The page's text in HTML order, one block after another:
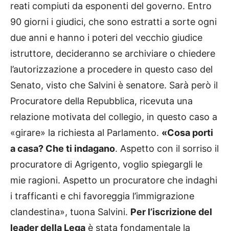
reati compiuti da esponenti del governo. Entro
90 giorni i giudici, che sono estratti a sorte ogni
due anni e hanno i poteri del vecchio giudice
istruttore, decideranno se archiviare o chiedere
l’autorizzazione a procedere in questo caso del
Senato, visto che Salvini è senatore. Sarà però il
Procuratore della Repubblica, ricevuta una
relazione motivata del collegio, in questo caso a
«girare» la richiesta al Parlamento. «Cosa porti
a casa? Che ti indagano. Aspetto con il sorriso il
procuratore di Agrigento, voglio spiegargli le
mie ragioni. Aspetto un procuratore che indaghi
i trafficanti e chi favoreggia l’immigrazione
clandestina», tuona Salvini. Per l’iscrizione del
leader della Lega è stata fondamentale la